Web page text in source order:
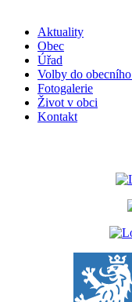
Aktuality
Obec
Úřad
Volby do
Fotogalerie
Život v obci
Kontakt